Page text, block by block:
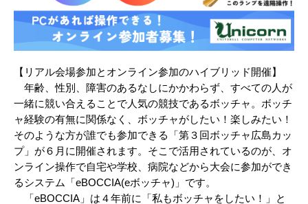
【リアル会場参加とオンライン参加のハイブリッド開催】
年齢、性別、障害のあるなしにかかわらず、すべての人が
一緒に競い合えることで人気の競技であるボッチャ。ボッチ
ャ経験の有無に関係なく、ボッチャがしたい！楽しみたい！
そのような方が誰でも参加できる「第３回ボッチャ広島カッ
プ」が６月に開催されます。そこで活用されているのが、オ
ンライン操作で自宅や学校、病院などから大会に参加ができ
るシステム「eBOCCIA(eボッチャ)」です。
「eBOCCIA」は４年前に「私もボッチャをしたい！」と